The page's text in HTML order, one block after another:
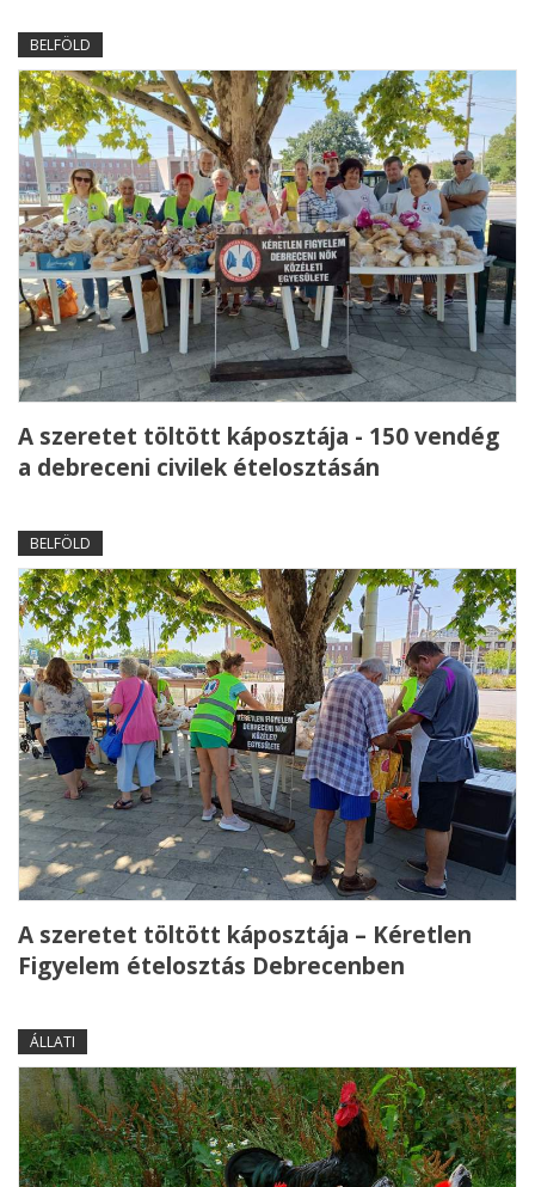
BELFÖLD
A szeretet töltött káposztája - 150 vendég
a debreceni civilek ételosztásán
BELFÖLD
A szeretet töltött káposztája – Kéretlen
Figyelem ételosztás Debrecenben
ÁLLATI